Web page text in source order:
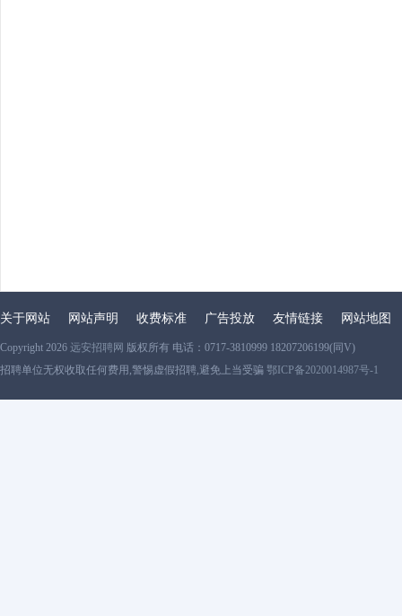
关于网站 网站声明 收费标准 广告投放 友情链接 网站地图
Copyright 2026 远安招聘网 版权所有 电话：0717-3810999 18207206199(同V)
招聘单位无权收取任何费用,警惕虚假招聘,避免上当受骗 鄂ICP备2020014987号-1